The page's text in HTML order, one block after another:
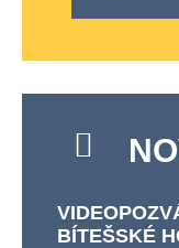
BÍTEŠSKÉ